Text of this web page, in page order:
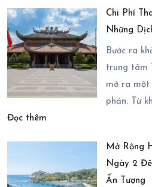
Nang
Di
Chuyển
Đến
Vĩnh
Đêm
Chi Phí
Những
Bước ra
trung tâm
mở ra một
phản. Từ
Đọc thêm
Quan
Mở Rộng
Ngày 2
Ấn Tượng